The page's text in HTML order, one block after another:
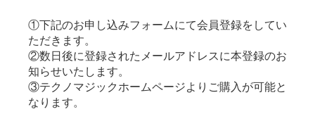
①下記のお申し込みフォームにて会員登録をしてい
ただきます。
②数日後に登録されたメールアドレスに本登録のお
知らせいたします。
③テクノマジックホームページよりご購入が可能と
なります。